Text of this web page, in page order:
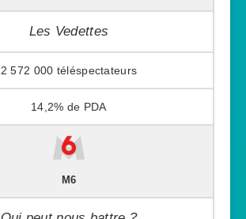
Les Vedettes
2 572 000
14,2%
M6